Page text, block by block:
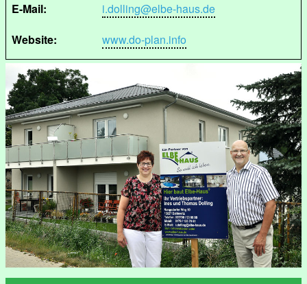
E-Mail:
i.dolling@elbe-haus.de
Website:
www.do-plan.info